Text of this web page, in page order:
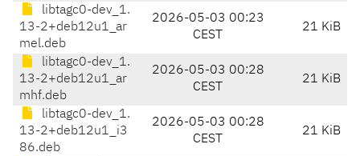
libtagc0-dev_1.
13-2+deb12u1_ar
mel.deb
2026-05-03 00:23
CEST
21 KiB
libtagc0-dev_1.
13-2+deb12u1_ar
mhf.deb
2026-05-03 00:28
CEST
21 KiB
libtagc0-dev_1.
13-2+deb12u1_i3
86.deb
2026-05-03 00:28
CEST
21 KiB